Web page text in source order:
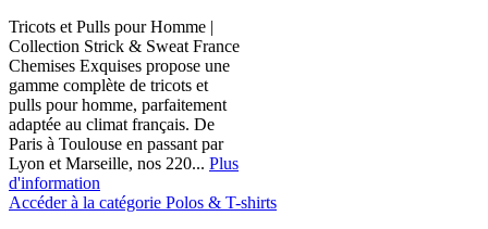
Tricots et Pulls pour Homme |
Collection Strick & Sweat France
Chemises Exquises propose une
gamme complète de tricots et
pulls pour homme, parfaitement
adaptée au climat français. De
Paris à Toulouse en passant par
Lyon et Marseille, nos 220... Plus
d'information
Accéder à la catégorie Polos & T-shirts